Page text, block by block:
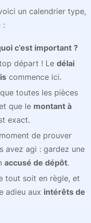
un calendrier type,
:
c’est important ?
top départ ! Le délai
commence ici.
toutes les pièces
que le montant à
exact.
de prouver
avez agi : gardez une
accusé de dépôt.
tout soit en règle, et
adieu aux intérêts de